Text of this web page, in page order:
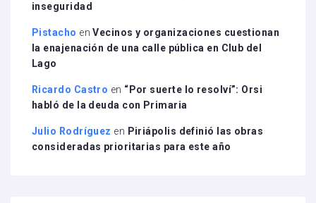
inseguridad
Pistacho enVecinos y organizaciones cuestionan
la enajenación de una calle pública en Club del
Lago
Ricardo Castro en “Por suerte lo resolví”: Orsi
habló de la deuda con Primaria
Julio Rodríguez en Piriápolis definió las obras
consideradas prioritarias para este año